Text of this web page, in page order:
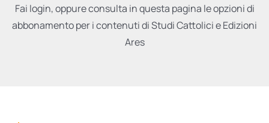
RECENSIONI
Fai login, oppure consulta in questa pagina le opzioni di
abbonamento per i contenuti di Studi Cattolici e Edizioni
Ares